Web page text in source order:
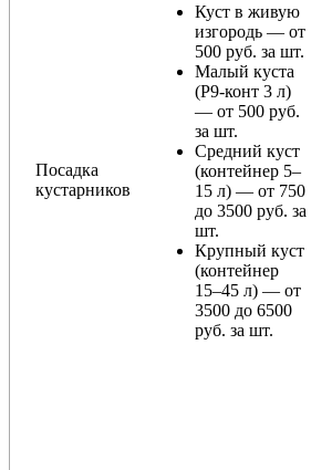
Посадка
кустарников
Куст в живую
изгородь — от
500 руб. за шт.
Малый куста
(Р9-конт 3 л)
— от 500 руб.
за шт.
Средний куст
(контейнер 5–
15 л) — от 750
до 3500 руб. за
шт.
Крупный куст
(контейнер
15–45 л) — от
3500 до 6500
руб. за шт.